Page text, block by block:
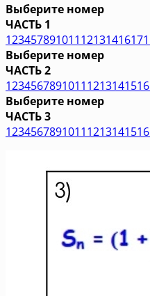
Выберите номер
ЧАСТЬ 1
1234578910111213141617
Выберите номер
ЧАСТЬ 2
12345678910111213141516
Выберите номер
ЧАСТЬ 3
12345678910111213141516